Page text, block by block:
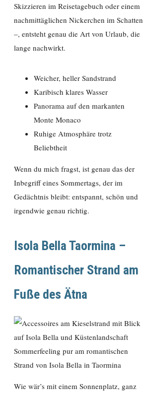
Skizzieren im Reisetagebuch oder einem
nachmittäglichen Nickerchen im Schatten
–, entsteht genau die Art von Urlaub, die
lange nachwirkt.
Weicher, heller Sandstrand
Karibisch klares Wasser
Panorama auf den markanten
Monte Monaco
Ruhige Atmosphäre trotz
Beliebtheit
Wenn du mich fragst, ist genau das der
Inbegriff eines Sommertags, der im
Gedächtnis bleibt: entspannt, schön und
irgendwie genau richtig.
Isola Bella Taormina –
Romantischer Strand am
Fuße des Ätna
Sommerfeeling pur am romantischen
Strand von Isola Bella in Taormina
Wie wär’s mit einem Sonnenplatz, ganz